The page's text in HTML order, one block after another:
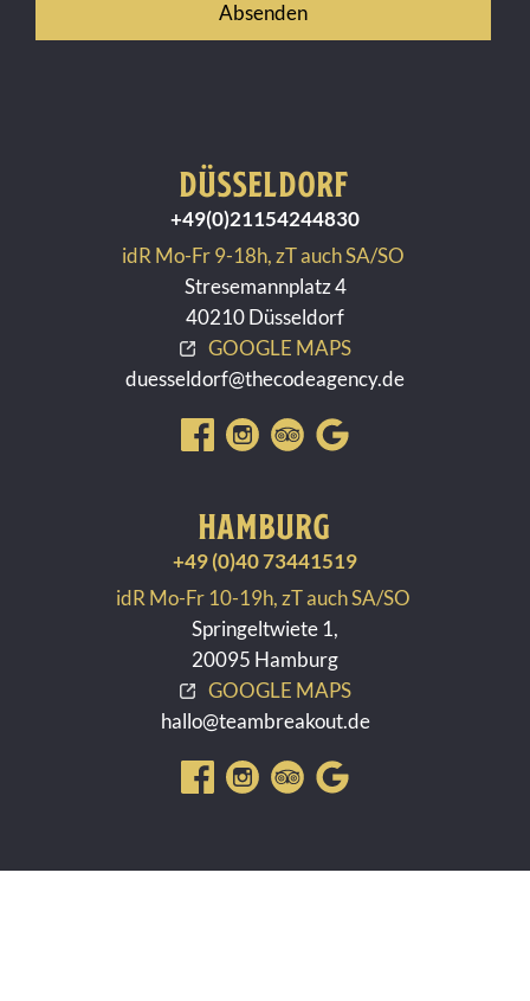
DÜSSELDORF
+49(0)21154244830
idR Mo-Fr 9-18h, zT auch SA/SO
Stresemannplatz 4
40210 Düsseldorf
GOOGLE MAPS
duesseldorf@thecodeagency.de
HAMBURG
+49 (0)40 73441519
idR Mo-Fr 10-19h, zT auch SA/SO
Springeltwiete 1,
20095 Hamburg
GOOGLE MAPS
hallo@teambreakout.de